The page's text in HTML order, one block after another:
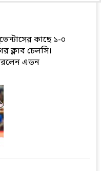
কাছে ১-০
ক্লাব চেলসি।
এডন